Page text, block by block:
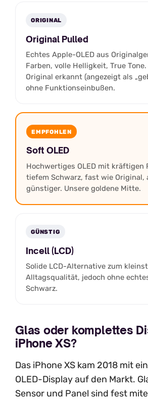
ORIGINAL
Original Pulled
Echtes Apple-OLED aus
Farben, volle Helligkeit, True Tone.
Original erkannt (angezeigt als
ohne Funktionseinbußen.
EMPFOHLEN
Soft OLED
Hochwertiges OLED mit kräftigen
tiefem Schwarz, fast wie Original,
günstiger. Unsere goldene Mitte.
GÜNSTIG
Incell (LCD)
Solide LCD-Alternative zum
Alltagsqualität, jedoch ohne
Schwarz.
Glas oder komplettes
iPhone XS?
Das iPhone XS kam 2018 mit
OLED-Display auf den Markt.
Sensor und Panel sind fest